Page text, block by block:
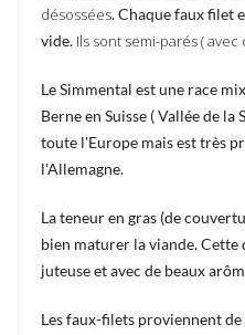
désossées. Chaque faux filet
vide. Ils sont semi-parés (
Le Simmental est une race
Berne en Suisse ( Vallée de la
toute l'Europe mais est très
l'Allemagne.
La teneur en gras (de
bien maturer la viande. Cette
juteuse et avec de beaux
Les faux-filets proviennent de